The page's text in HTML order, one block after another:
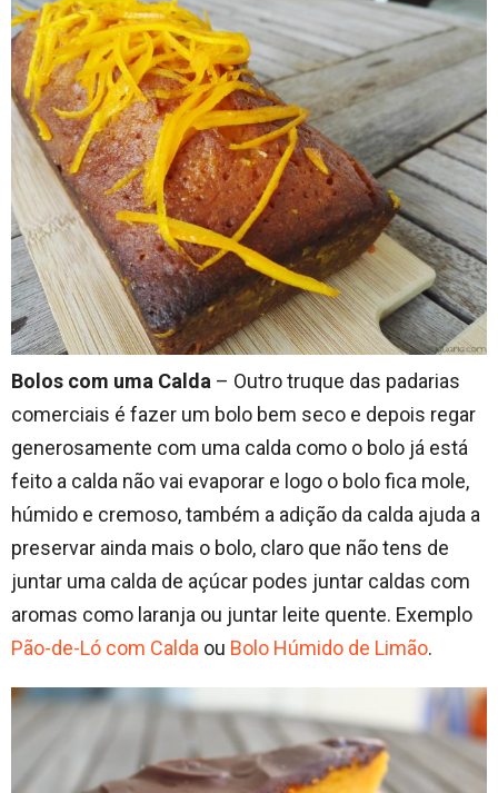
Bolos com uma Calda – Outro truque das padarias
comerciais é fazer um bolo bem seco e depois regar
generosamente com uma calda como o bolo já está
feito a calda não vai evaporar e logo o bolo fica mole,
húmido e cremoso, também a adição da calda ajuda a
preservar ainda mais o bolo, claro que não tens de
juntar uma calda de açúcar podes juntar caldas com
aromas como laranja ou juntar leite quente. Exemplo
Pão-de-Ló com Calda ou Bolo Húmido de Limão.